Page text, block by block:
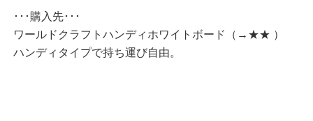
･･･購入先･･･
ワールドクラフトハンディホワイトボード（→★★ ）
ハンディタイプで持ち運び自由。